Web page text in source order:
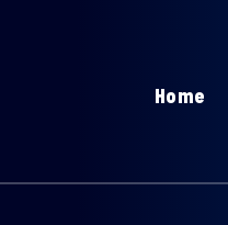
Home